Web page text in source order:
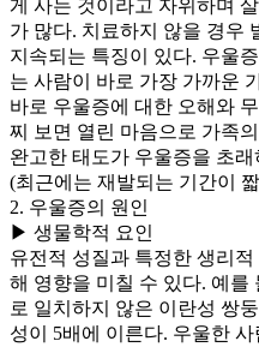
게 사는 것이라고 자위하며
가 많다. 치료하지 않을 경우
지속되는 특징이 있다. 우울
는 사람이 바로 가장 가까운
바로 우울증에 대한 오해와
찌 보면 열린 마음으로 가족
완고한 태도가 우울증을 초
(최근에는 재발되는 기간이
2. 우울증의 원인
▶ 생물학적 요인
유전적 성질과 특정한 생리
해 영향을 미칠 수 있다. 예를
로 일치하지 않은 이란성 쌍
성이 5배에 이른다. 우울한